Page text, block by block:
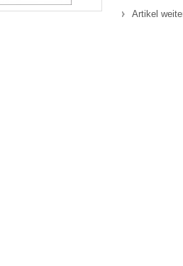
Artikel